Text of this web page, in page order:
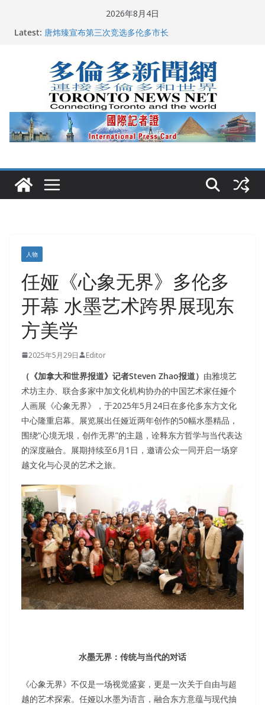
2026年8月4日
Latest: 2026深圳国际佛事用品展览会暨沉香文化艺术展开幕盛
2026加拿大青少年儿童绘画比赛颁奖典礼多伦多举行
龚晓华参加多伦多骄傲大游行 与市民分享竞选理念
多伦多市长选举拉开帷幕 多名华人候选人宣布角逐
人物
任娅《心象无界》多伦多
开幕 水墨艺术跨界展现东
方美学
2025年5月29日 Editor
（《加拿大和世界报道》记者Steven Zhao报道） 由雅境艺
术坊主办、联合多家中加文化机构协办的中国艺术家任娅个
人画展《心象无界》，于2025年5月24日在多伦多东方文化
中心隆重启幕。展览展出任娅近两年创作的50幅水墨精品，
围绕“心境无垠，创作无界”的主题，诠释东方哲学与当代表达
的深度融合。展期持续至6月1日，邀请公众一同开启一场穿
越文化与心灵的艺术之旅。
水墨无界：传统与当代的对话
《心象无界》不仅是一场视觉盛宴，更是一次关于自由与超
越的艺术探索。任娅以水墨为语言，融合东方意蕴与现代抽